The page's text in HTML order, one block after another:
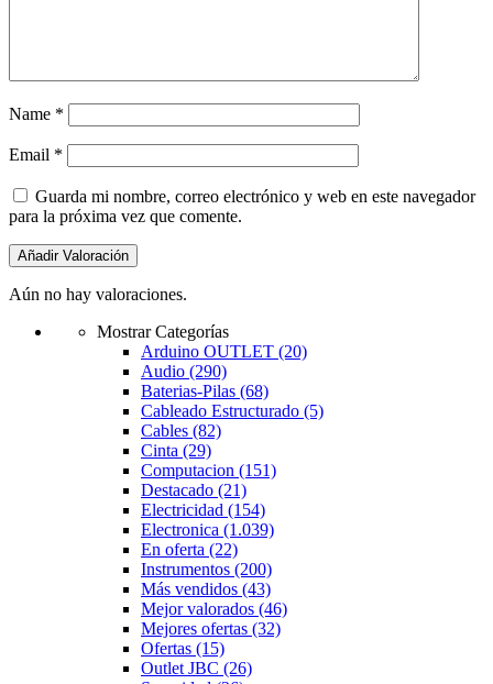
Name *
Email *
Guarda mi nombre, correo electrónico y web en este navegador
para la próxima vez que comente.
Aún no hay valoraciones.
Mostrar Categorías
Arduino OUTLET (20)
Audio (290)
Baterias-Pilas (68)
Cableado Estructurado (5)
Cables (82)
Cinta (29)
Computacion (151)
Destacado (21)
Electricidad (154)
Electronica (1.039)
En oferta (22)
Instrumentos (200)
Más vendidos (43)
Mejor valorados (46)
Mejores ofertas (32)
Ofertas (15)
Outlet JBC (26)